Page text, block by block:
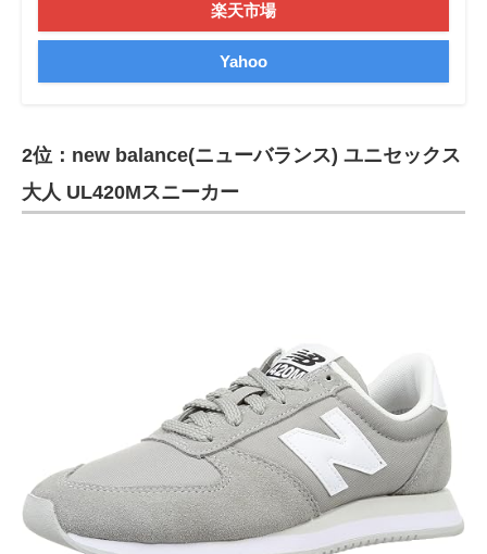
楽天市場
Yahoo
2位：new balance(ニューバランス) ユニセックス
大人 UL420Mスニーカー